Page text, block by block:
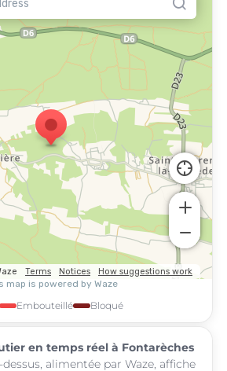
Embouteillé Bloqué
en temps réel à Fontarèches
alimentée par Waze, affiche